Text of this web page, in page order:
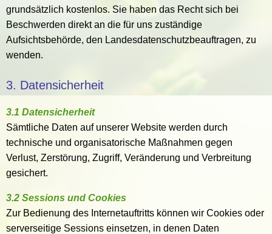
grundsätzlich kostenlos. Sie haben das Recht sich bei
Beschwerden direkt an die für uns zuständige
Aufsichtsbehörde, den Landesdatenschutzbeauftragen, zu
wenden.
3. Datensicherheit
3.1 Datensicherheit
Sämtliche Daten auf unserer Website werden durch
technische und organisatorische Maßnahmen gegen
Verlust, Zerstörung, Zugriff, Veränderung und Verbreitung
gesichert.
3.2 Sessions und Cookies
Zur Bedienung des Internetauftritts können wir Cookies oder
serverseitige Sessions einsetzen, in denen Daten